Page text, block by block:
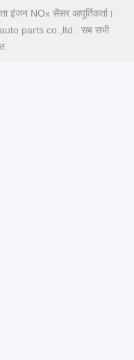
इंजन NOx सेंसर आपूर्तिकर्ता।
parts co.,ltd . सब सभी